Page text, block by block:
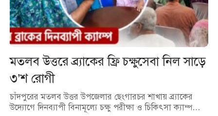
মতলব উত্তরে ব্র্যাকের ফ্রি চক্ষুসেবা নিল সাড়ে
৩’শ রোগী
চাঁদপুরের মতলব উত্তর উপজেলার ছেংগারচর শাখায় ব্র্যাকের
উদ্যোগে দিনব্যাপী বিনামূল্যে চক্ষু পরীক্ষা ও চিকিৎসা ক্যাম্প…